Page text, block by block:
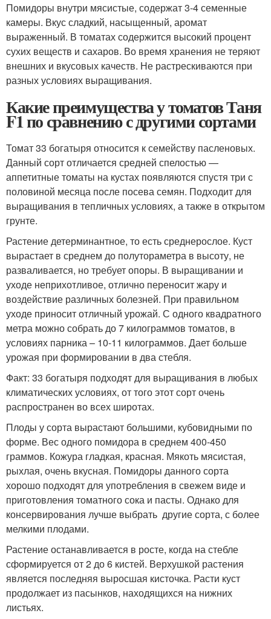
Помидоры внутри мясистые, содержат 3-4 семенные
камеры. Вкус сладкий, насыщенный, аромат
выраженный. В томатах содержится высокий процент
сухих веществ и сахаров. Во время хранения не теряют
внешних и вкусовых качеств. Не растрескиваются при
разных условиях выращивания.
Какие преимущества у томатов Таня
F1 по сравнению с другими сортами
Томат 33 богатыря относится к семейству пасленовых.
Данный сорт отличается средней спелостью —
аппетитные томаты на кустах появляются спустя три с
половиной месяца после посева семян. Подходит для
выращивания в тепличных условиях, а также в открытом
грунте.
Растение детерминантное, то есть среднерослое. Куст
вырастает в среднем до полутораметра в высоту, не
разваливается, но требует опоры. В выращивании и
уходе неприхотливое, отлично переносит жару и
воздействие различных болезней. При правильном
уходе приносит отличный урожай. С одного квадратного
метра можно собрать до 7 килограммов томатов, в
условиях парника – 10-11 килограммов. Дает больше
урожая при формировании в два стебля.
Факт: 33 богатыря подходят для выращивания в любых
климатических условиях, от того этот сорт очень
распространен во всех широтах.
Плоды у сорта вырастают большими, кубовидными по
форме. Вес одного помидора в среднем 400-450
граммов. Кожура гладкая, красная. Мякоть мясистая,
рыхлая, очень вкусная. Помидоры данного сорта
хорошо подходят для употребления в свежем виде и
приготовления томатного сока и пасты. Однако для
консервирования лучше выбрать другие сорта, с более
мелкими плодами.
Растение останавливается в росте, когда на стебле
сформируется от 2 до 6 кистей. Верхушкой растения
является последняя выросшая кисточка. Расти куст
продолжает из пасынков, находящихся на нижних
листьях.